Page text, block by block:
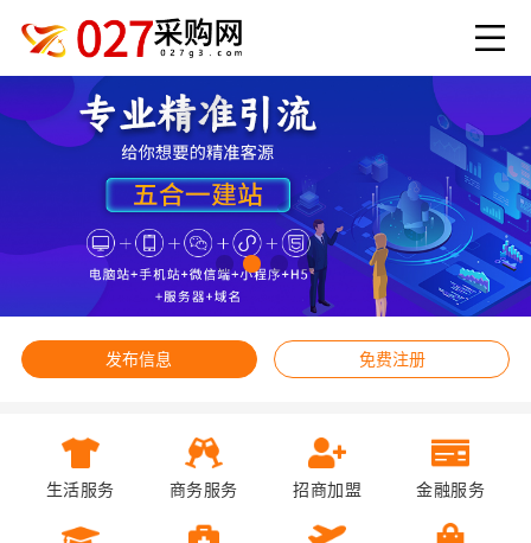
发布信息 免费注册
生活服务 商务服务 招商加盟 金融服务